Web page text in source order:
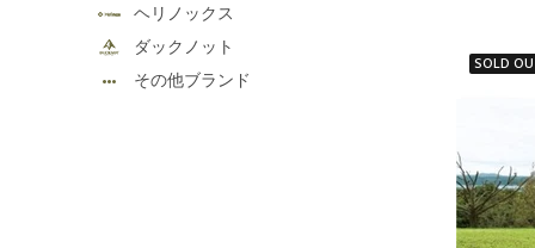
ヘリノックス
ダックノット
その他ブランド
SOLD